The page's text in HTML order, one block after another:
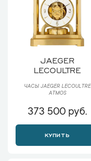
JAEGER
LECOULTRE
ЧАСЫ JAEGER LECOULTRE
ATMOS
373 500 руб.
КУПИТЬ